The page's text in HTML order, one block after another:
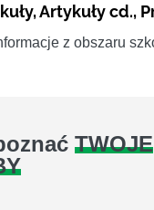
,Artykuły cd.,
z obszaru
TWOJE